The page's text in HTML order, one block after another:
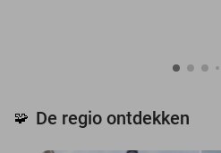
🧩 De regio ontdekken